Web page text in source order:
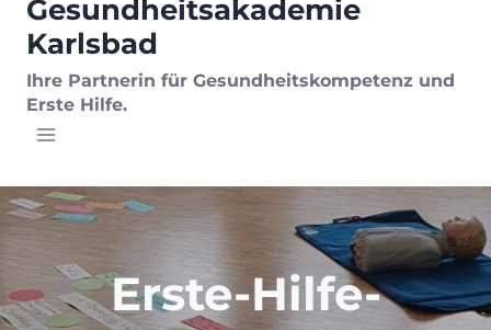
Gesundheitsakademie
Karlsbad
Ihre Partnerin für Gesundheitskompetenz und
Erste Hilfe.
Erste-Hilfe-